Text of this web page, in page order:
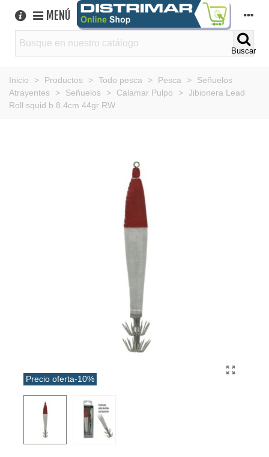
MENÚ
Buscar
Inicio > Productos > Todo pesca > Pesca >
Señuelos
Atrayentes
> Señuelos > Calamar Pulpo > Jibionera Lead
Roll squid b 8.4cm 44gr RW
Precio oferta-10%